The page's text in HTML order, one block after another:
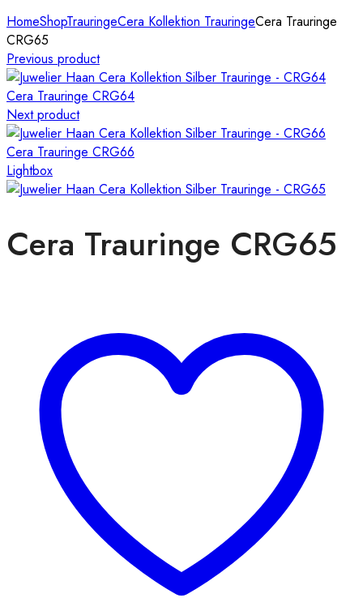
HomeShopTrauringeCera Kollektion TrauringeCera Trauringe
CRG65
Previous product
Cera Trauringe CRG64
Next product
Cera Trauringe CRG66
Lightbox
Cera Trauringe CRG65